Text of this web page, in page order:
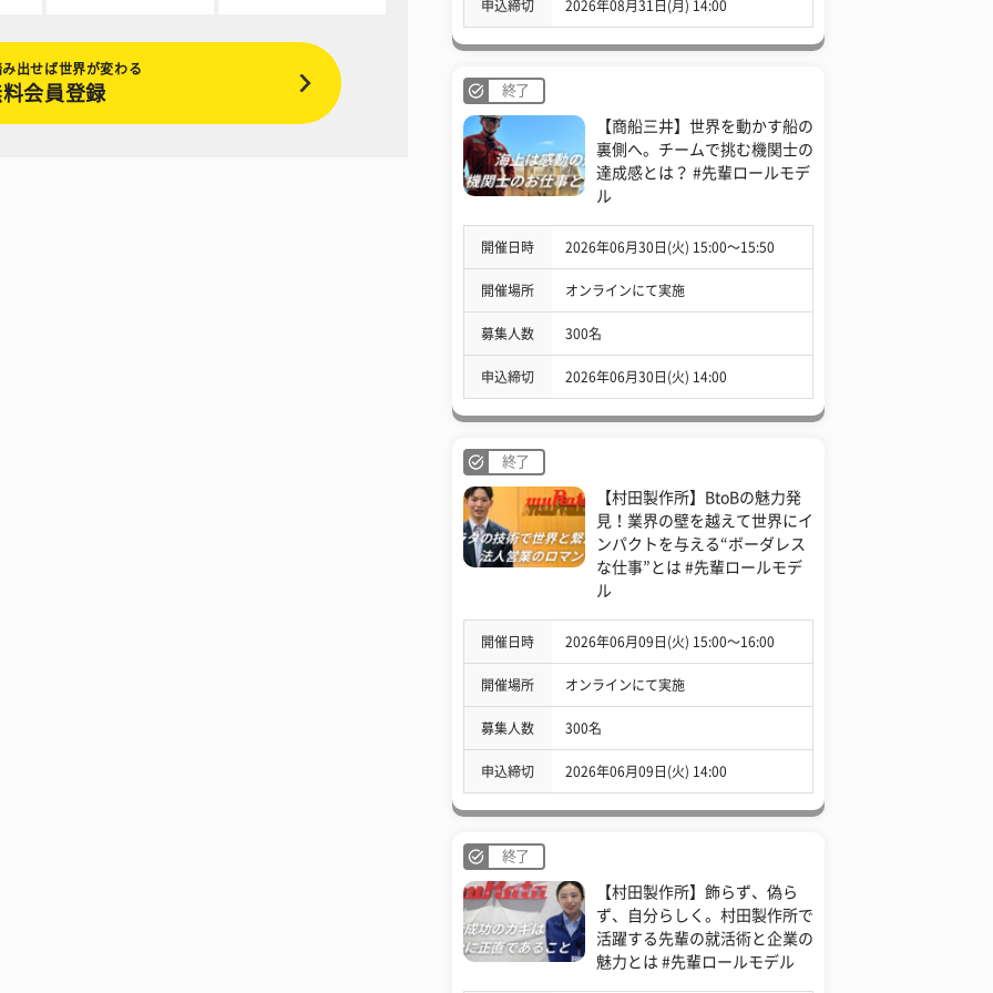
出せば世界が変わる
会員登録
申込締切 2026年08月31日(月) 14:00
終了
【商船三井】世界を動かす船の
裏側へ。チームで挑む機関士の
達成感とは？ #先輩ロールモデ
ル
開催日時 2026年06月30日(火) 15:00〜15:50
開催場所 オンラインにて実施
募集人数 300名
申込締切 2026年06月30日(火) 14:00
終了
【村田製作所】BtoBの魅力発
見！業界の壁を越えて世界にイ
ンパクトを与える“ボーダレス
な仕事”とは #先輩ロールモデ
ル
開催日時 2026年06月09日(火) 15:00〜16:00
開催場所 オンラインにて実施
募集人数 300名
申込締切 2026年06月09日(火) 14:00
終了
【村田製作所】飾らず、偽ら
ず、自分らしく。村田製作所で
活躍する先輩の就活術と企業の
魅力とは #先輩ロールモデル